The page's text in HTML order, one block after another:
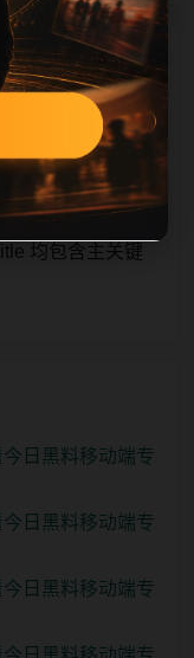
少量、主题相
。
查看热门推荐或
均包含主关键
日黑料移动端专
日黑料移动端专
日黑料移动端专